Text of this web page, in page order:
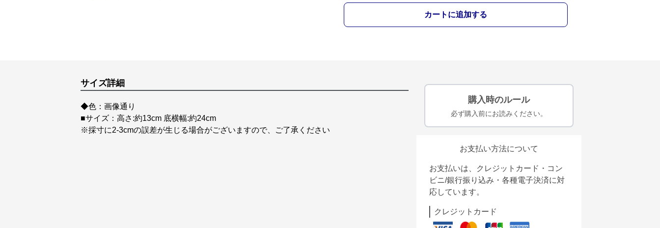
カートに追加する
サイズ詳細
◆色：画像通り
■サイズ：高さ:約13cm 底横幅:約24cm
※採寸に2-3cmの誤差が生じる場合がございますので、ご了承ください
購入時のルール
必ず購入前にお読みください。
お支払い方法について
お支払いは、クレジットカード・コン
ビニ/銀行振り込み・各種電子決済に対
応しています。
クレジットカード